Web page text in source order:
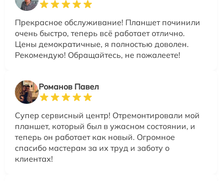
Прекрасное обслуживание! Планшет починили
очень быстро, теперь всё работает отлично.
Цены демократичные, я полностью доволен.
Рекомендую! Обращайтесь, не пожалеете!
Романов Павел
Супер сервисный центр! Отремонтировали мой
планшет, который был в ужасном состоянии, и
теперь он работает как новый. Огромное
спасибо мастерам за их труд и заботу о
клиентах!